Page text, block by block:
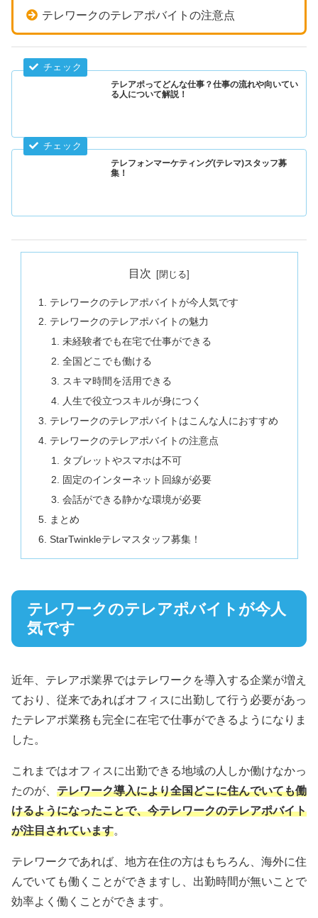
テレワークのテレアポバイトの注意点
テレアポってどんな仕事？仕事の流れや向いてい
る人について解説！
テレフォンマーケティング(テレマ)スタッフ募
集！
目次
テレワークのテレアポバイトが今人気です
テレワークのテレアポバイトの魅力
未経験者でも在宅で仕事ができる
全国どこでも働ける
スキマ時間を活用できる
人生で役立つスキルが身につく
テレワークのテレアポバイトはこんな人におすすめ
テレワークのテレアポバイトの注意点
タブレットやスマホは不可
固定のインターネット回線が必要
会話ができる静かな環境が必要
まとめ
StarTwinkleテレマスタッフ募集！
テレワークのテレアポバイトが今人
気です
近年、テレアポ業界ではテレワークを導入する企業が増え
ており、従来であればオフィスに出勤して行う必要があっ
たテレアポ業務も完全に在宅で仕事ができるようになりま
した。
これまではオフィスに出勤できる地域の人しか働けなかっ
たのが、 テレワーク導入により全国どこに住んでいても働
けるようになったことで、今テレワークのテレアポバイト
が注目されています。
テレワークであれば、地方在住の方はもちろん、海外に住
んでいても働くことができますし、出勤時間が無いことで
効率よく働くことができます。